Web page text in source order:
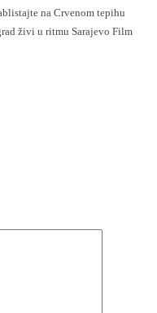
na Crvenom tepihu
živi u ritmu Sarajevo Film